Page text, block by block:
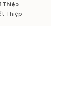
Thiệp
Thiệp